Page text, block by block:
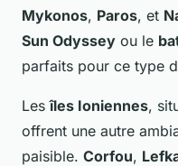
Mykonos, Paros, et
Sun Odyssey ou le
parfaits pour ce type
Lesîles Ioniennes,
offrent une autre
paisible. Corfou,